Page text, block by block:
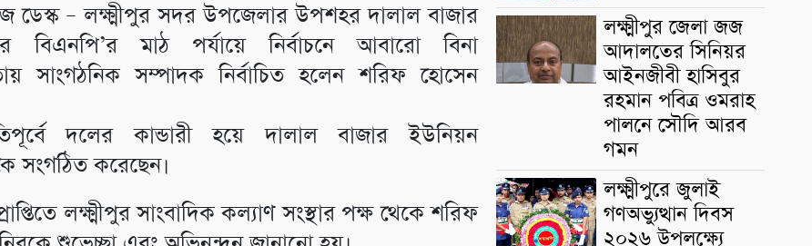
ডেস্ক – লক্ষ্মীপুর সদর উপজেলার উপশহর দালাল বাজার
বিএনপি’র মাঠ পর্যায়ে নির্বাচনে আবারো বিনা
সাংগঠনিক সম্পাদক নির্বাচিত হলেন শরিফ হোসেন
দলের কান্ডারী হয়ে দালাল বাজার ইউনিয়ন
সংগঠিত করেছেন।
লক্ষ্মীপুর সাংবাদিক কল্যাণ সংস্থার পক্ষ থেকে শরিফ
লক্ষ্মীপুর জেলা জজ
আদালতের সিনিয়র
আইনজীবী হাসিবুর
রহমান পবিত্র ওমরাহ
পালনে সৌদি আরব
গমন
লক্ষ্মীপুরে জুলাই
গণঅভ্যুত্থান দিবস
২০২৬ উপলক্ষ্যে